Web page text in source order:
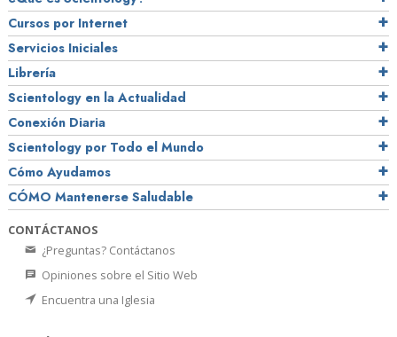
Cursos por Internet
Servicios Iniciales
Librería
Scientology en la Actualidad
Conexión Diaria
Scientology por Todo el Mundo
Cómo Ayudamos
CÓMO Mantenerse Saludable
CONTÁCTANOS
¿Preguntas? Contáctanos
Opiniones sobre el Sitio Web
Encuentra una Iglesia